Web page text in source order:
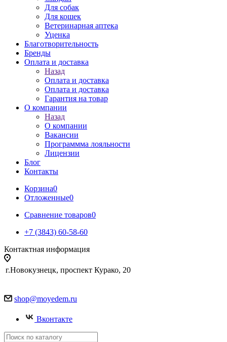
Для собак
Для кошек
Ветеринарная аптека
Уценка
Благотворительность
Бренды
Оплата и доставка
Назад
Оплата и доставка
Оплата и доставка
Гарантия на товар
О компании
Назад
О компании
Вакансии
Программма лояльности
Лицензии
Блог
Контакты
Корзина0
Отложенные0
Сравнение товаров0
+7 (3843) 60-58-60
Контактная информация
г.Новокузнецк, проспект Курако, 20
shop@moyedem.ru
Вконтакте